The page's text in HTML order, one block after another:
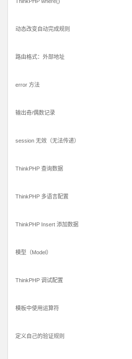
动态改变自动完成规则
路由格式：外部地址
error 方法
输出奇/偶数记录
session 无效（无法传递）
ThinkPHP 查询数据
ThinkPHP 多语言配置
ThinkPHP Insert 添加数据
模型（Model）
ThinkPHP 调试配置
模板中使用运算符
定义自己的验证规则